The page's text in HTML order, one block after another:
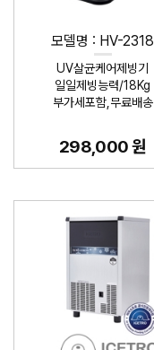
모델명 : HV-2318
UV살균케어제빙기
일일제빙능력/18Kg
부가세포함,무료배송
298,000 원